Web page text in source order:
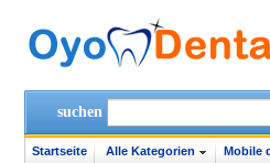
suchen
Startseite Alle Kategorien Mobile